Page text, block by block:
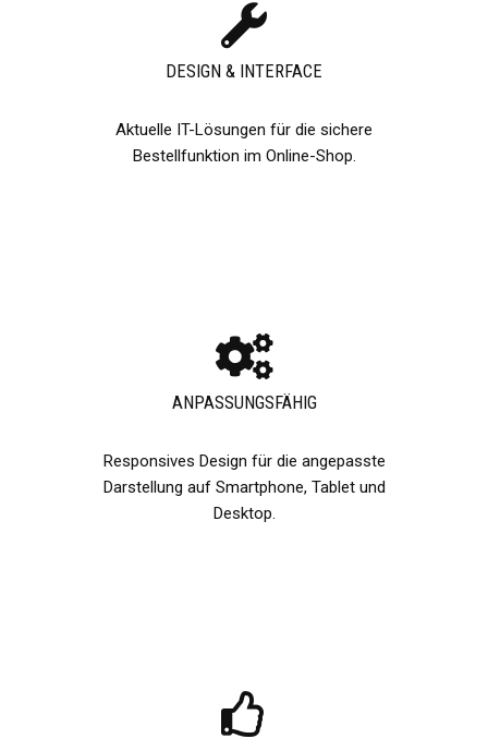
DESIGN & INTERFACE​
Aktuelle IT-Lösungen für die sichere
Bestellfunktion im Online-Shop.
ANPASSUNGSFÄHIG​
Responsives Design für die angepasste
Darstellung auf Smartphone, Tablet und
Desktop.​